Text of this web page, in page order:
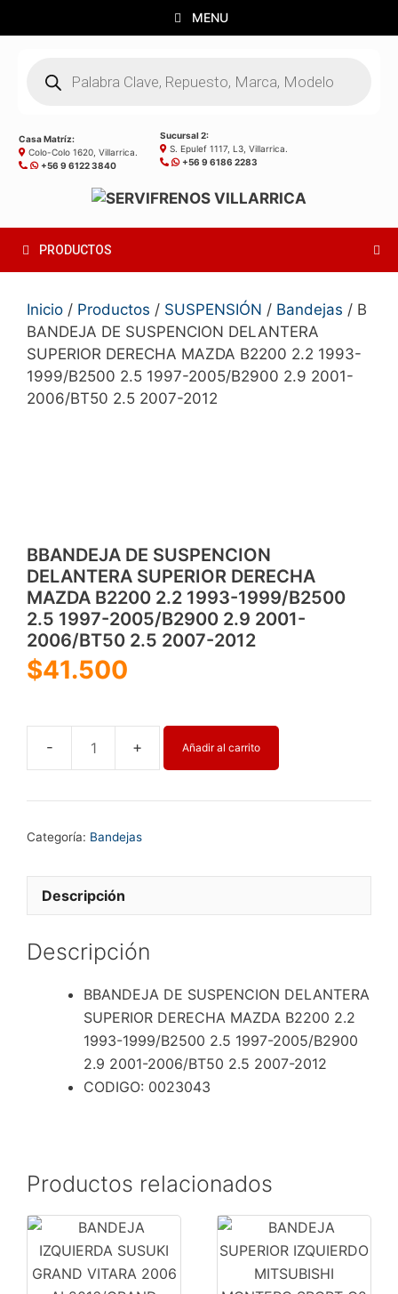
al
MENU
productos
Casa Matríz:
Colo-Colo 1620, Villarrica.
+56 9 6122 3840
Sucursal 2:
S. Epulef 1117, L3, Villarrica.
+56 9 6186 2283
PRODUCTOS
Inicio / Productos / SUSPENSIÓN / Bandejas / B
BANDEJA DE SUSPENCION DELANTERA
SUPERIOR DERECHA MAZDA B2200 2.2 1993-
1999/B2500 2.5 1997-2005/B2900 2.9 2001-
2006/BT50 2.5 2007-2012
BBANDEJA DE SUSPENCION
DELANTERA SUPERIOR DERECHA
MAZDA B2200 2.2 1993-1999/B2500
2.5 1997-2005/B2900 2.9 2001-
2006/BT50 2.5 2007-2012
$41.500
BBANDEJA
SUSPENCION
B2200
2.5
1997-
2005/B2900
2.9
2001-
2012
Añadir al carrito
Categoría: Bandejas
Descripción
Descripción
BBANDEJA DE SUSPENCION DELANTERA
SUPERIOR DERECHA MAZDA B2200 2.2
1993-1999/B2500 2.5 1997-2005/B2900
2.9 2001-2006/BT50 2.5 2007-2012
CODIGO: 0023043
Productos relacionados